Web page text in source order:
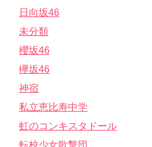
日向坂46
未分類
櫻坂46
欅坂46
神宿
私立恵比寿中学
虹のコンキスタドール